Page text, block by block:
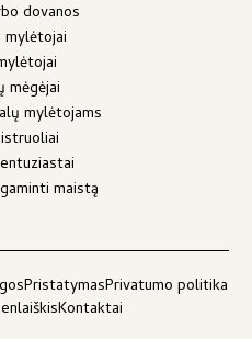
dovanos
mėgėjai
mylėtojams
maistą
PristatymasPrivatumo politika
Kontaktai